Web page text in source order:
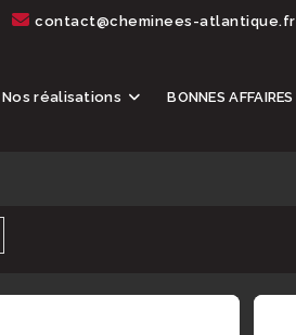
contact@cheminees-atlantique.fr
Nos réalisations BONNES AFFAIRES